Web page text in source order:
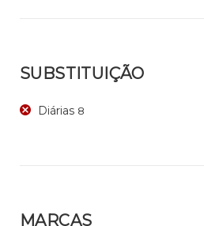
SUBSTITUIÇÃO
Diárias 8
MARCAS